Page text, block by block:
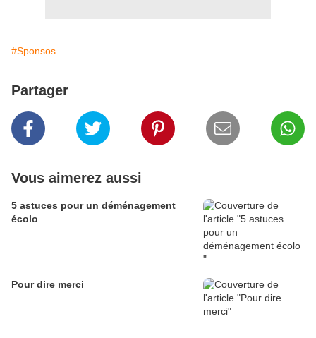
#Sponsos
Partager
Vous aimerez aussi
5 astuces pour un déménagement
écolo
Pour dire merci